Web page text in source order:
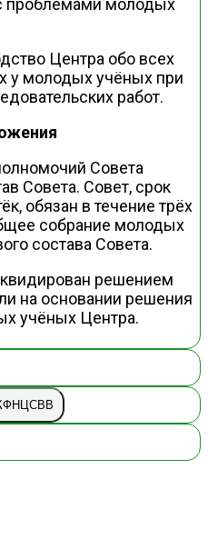
проблемами молодых
Центра обо всех
у молодых учёных при
работ.
Совета
Совета. Совет, срок
обязан в течение трёх
собрание молодых
состава Совета.
решением
на основании решения
учёных Центра.